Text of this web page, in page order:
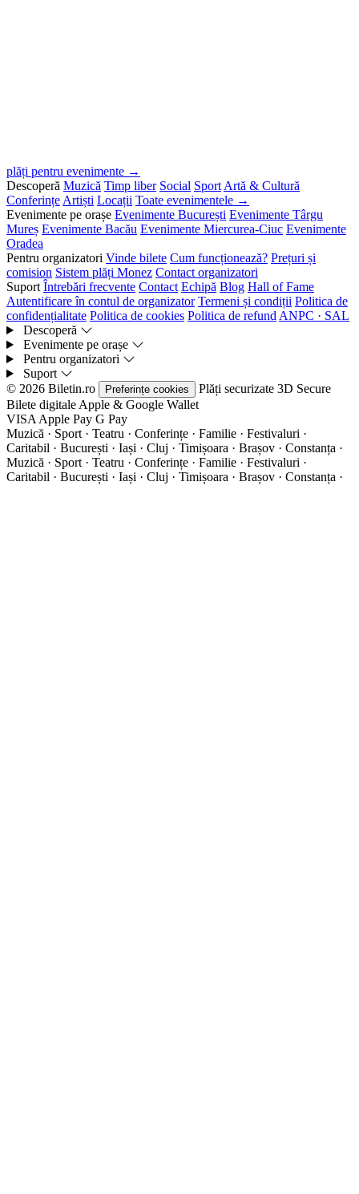
plăți pentru evenimente →
Descoperă Muzică Timp liber Social Sport Artă & Cultură
Conferințe Artiști Locații Toate evenimentele →
Evenimente pe orașe Evenimente București Evenimente Târgu
Mureș Evenimente Bacău Evenimente Miercurea-Ciuc Evenimente
Oradea
Pentru organizatori Vinde bilete Cum funcționează? Prețuri și
comision Sistem plăți Monez Contact organizatori
Suport Întrebări frecvente Contact Echipă Blog Hall of Fame
Autentificare în contul de organizator Termeni și condiții Politica de
confidențialitate Politica de cookies Politica de refund ANPC · SAL
Descoperă
Evenimente pe orașe
Pentru organizatori
Suport
© 2026 Biletin.ro
Preferințe cookies Plăți securizate 3D Secure
Bilete digitale Apple & Google Wallet
VISA Apple Pay G Pay
Muzică · Sport · Teatru · Conferințe · Familie · Festivaluri ·
Caritabil · București · Iași · Cluj · Timișoara · Brașov · Constanța ·
Muzică · Sport · Teatru · Conferințe · Familie · Festivaluri ·
Caritabil · București · Iași · Cluj · Timișoara · Brașov · Constanța ·